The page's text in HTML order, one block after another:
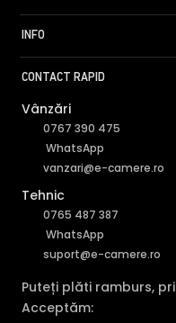
INFO
CONTACT RAPID
Vânzări
0767 390 475
WhatsApp
vanzari@e-camere.ro
Tehnic
0765 487 387
WhatsApp
suport@e-camere.ro
Puteți plăti ramburs,
Acceptăm: